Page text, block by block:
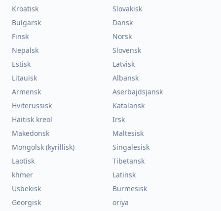
Kroatisk
Slovakisk
Bulgarsk
Dansk
Finsk
Norsk
Nepalsk
Slovensk
Estisk
Latvisk
Litauisk
Albansk
Armensk
Aserbajdsjansk
Hviterussisk
Katalansk
Haitisk kreol
Irsk
Makedonsk
Maltesisk
Mongolsk (kyrillisk)
Singalesisk
Laotisk
Tibetansk
khmer
Latinsk
Usbekisk
Burmesisk
Georgisk
oriya